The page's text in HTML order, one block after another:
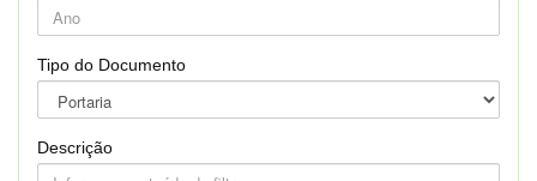
Tipo do Documento
Descrição